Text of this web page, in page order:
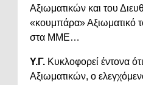
Αξιωματικών και του
«κουμπάρα» Αξιωματικό
στα ΜΜΕ…
Υ.Γ. Κυκλοφορεί έντονα
Αξιωματικών, ο